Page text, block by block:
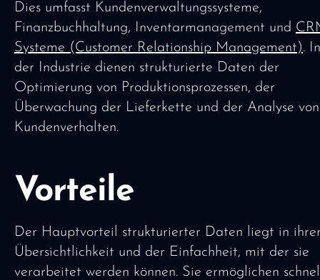
Dies umfasst Kundenverwaltungssysteme,
Finanzbuchhaltung, Inventarmanagement und
Systeme (Customer Relationship Management). In
der Industrie dienen strukturierte Daten der
Optimierung von Produktionsprozessen, der
Überwachung der Lieferkette und der Analyse von
Kundenverhalten.
Vorteile
Der Hauptvorteil strukturierter Daten liegt in
Übersichtlichkeit und der Einfachheit, mit der sie
verarbeitet werden können. Sie ermöglichen